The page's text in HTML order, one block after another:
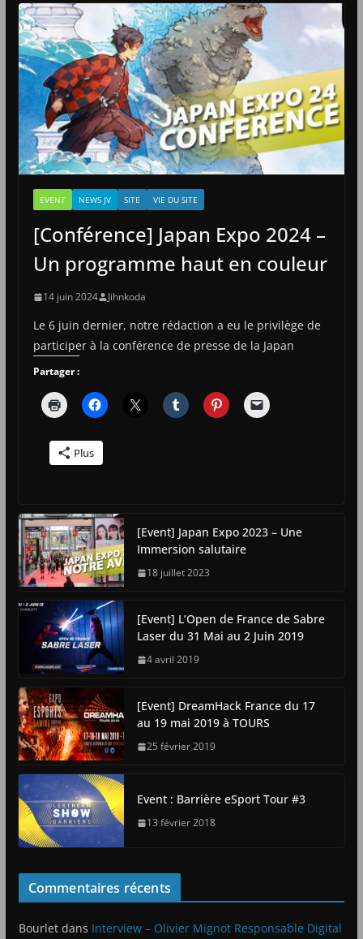
EVENT NEWS JV SITE VIE DU SITE
[Conférence] Japan Expo 2024 –
Un programme haut en couleur
14 juin 2024 Jihnkoda
Le 6 juin dernier, notre rédaction a eu le privilège de
participer à la conférence de presse de la Japan
Partager :
Plus
[Event] Japan Expo 2023 – Une
Immersion salutaire
18 juillet 2023
[Event] L’Open de France de Sabre
Laser du 31 Mai au 2 Juin 2019
4 avril 2019
[Event] DreamHack France du 17
au 19 mai 2019 à TOURS
25 février 2019
Event : Barrière eSport Tour #3
13 février 2018
Commentaires récents
Bourletdans Interview – Olivier Mignot Responsable Digital